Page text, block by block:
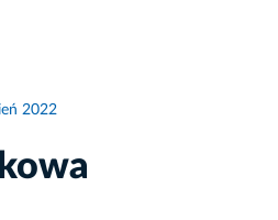
2022